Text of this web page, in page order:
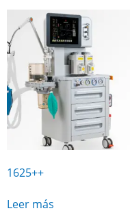
1625++
Leer más